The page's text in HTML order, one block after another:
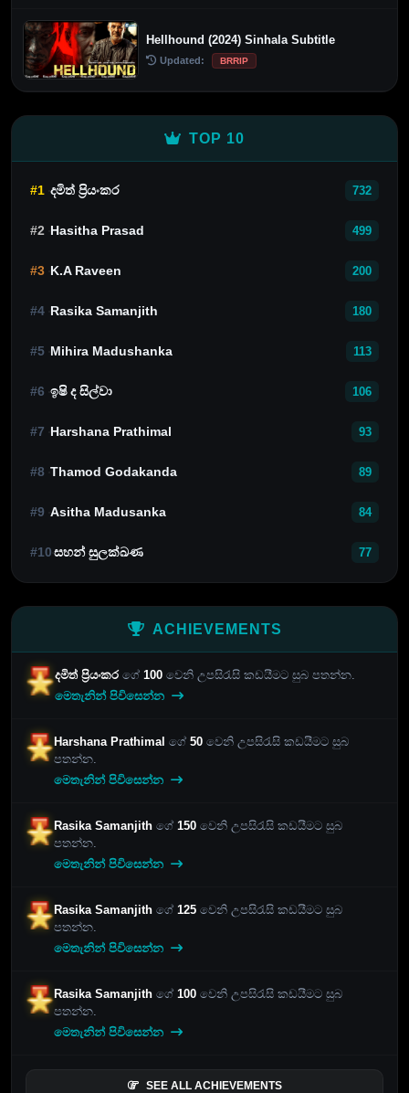
Hellhound (2024) Sinhala Subtitle
Updated: BRRIP
TOP 10
#1 දමිත් ප්‍රියංකර 732
#2 Hasitha Prasad 499
#3 K.A Raveen 200
#4 Rasika Samanjith 180
#5 Mihira Madushanka 113
#6 ඉෂි ද සිල්වා 106
#7 Harshana Prathimal 93
#8 Thamod Godakanda 89
#9 Asitha Madusanka 84
#10සහන් සුලක්ඛණ 77
ACHIEVEMENTS
දමිත් ප්‍රියංකර ගේ 100 වෙනි උපසිරැසි කඩයීමට සුබ පතන්න.
මෙතැනින් පිවිසෙන්න
Harshana Prathimal ගේ 50වෙනි උපසිරැසි කඩයීමට සුබ
පතන්න.
මෙතැනින් පිවිසෙන්න
Rasika Samanjithගේ150 වෙනි උපසිරැසි කඩයීමට සුබ
පතන්න.
මෙතැනින් පිවිසෙන්න
Rasika Samanjithගේ125 වෙනි උපසිරැසි කඩයීමට සුබ
පතන්න.
මෙතැනින් පිවිසෙන්න
Rasika Samanjithගේ100 වෙනි උපසිරැසි කඩයීමට සුබ
පතන්න.
මෙතැනින් පිවිසෙන්න
SEE ALL ACHIEVEMENTS